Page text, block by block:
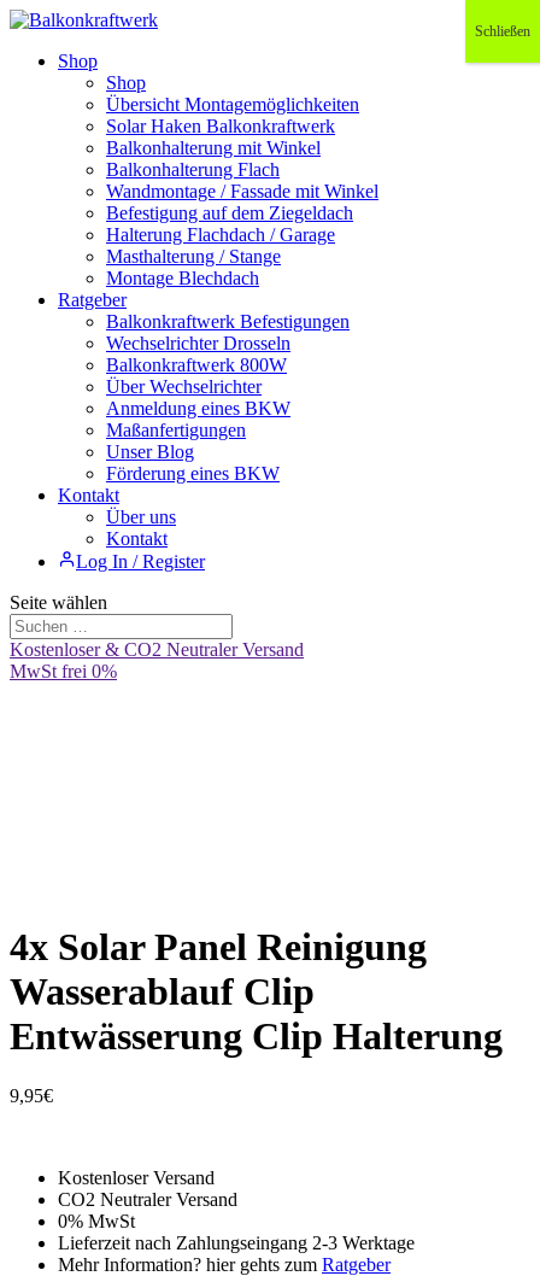
Shop
Shop
Übersicht Montagemöglichkeiten
Solar Haken Balkonkraftwerk
Balkonhalterung mit Winkel
Balkonhalterung Flach
Wandmontage / Fassade mit Winkel
Befestigung auf dem Ziegeldach
Halterung Flachdach / Garage
Masthalterung / Stange
Montage Blechdach
Ratgeber
Balkonkraftwerk Befestigungen
Wechselrichter Drosseln
Balkonkraftwerk 800W
Über Wechselrichter
Anmeldung eines BKW
Maßanfertigungen
Unser Blog
Förderung eines BKW
Kontakt
Über uns
Kontakt
Log In / Register
Seite wählen
Kostenloser & CO2 Neutraler Versand
MwSt frei 0%
4x Solar Panel Reinigung
Wasserablauf Clip
Entwässerung Clip Halterung
9,95€
Kostenloser Versand
CO2 Neutraler Versand
0% MwSt
Lieferzeit nach Zahlungseingang 2-3 Werktage
Mehr Information? hier gehts zum Ratgeber
Schließen